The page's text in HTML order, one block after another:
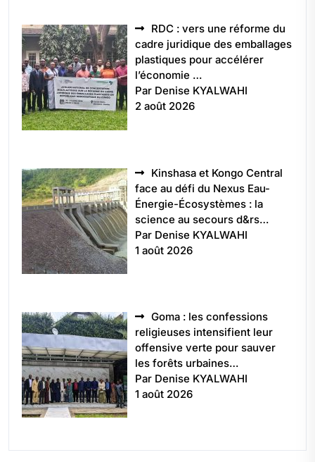
RDC : vers une réforme du
cadre juridique des emballages
plastiques pour accélérer
l’économie …
Par Denise KYALWAHI
2 août 2026
Kinshasa et Kongo Central
face au défi du Nexus Eau-
Énergie-Écosystèmes : la
science au secours d&rs…
Par Denise KYALWAHI
1 août 2026
Goma : les confessions
religieuses intensifient leur
offensive verte pour sauver
les forêts urbaines…
Par Denise KYALWAHI
1 août 2026